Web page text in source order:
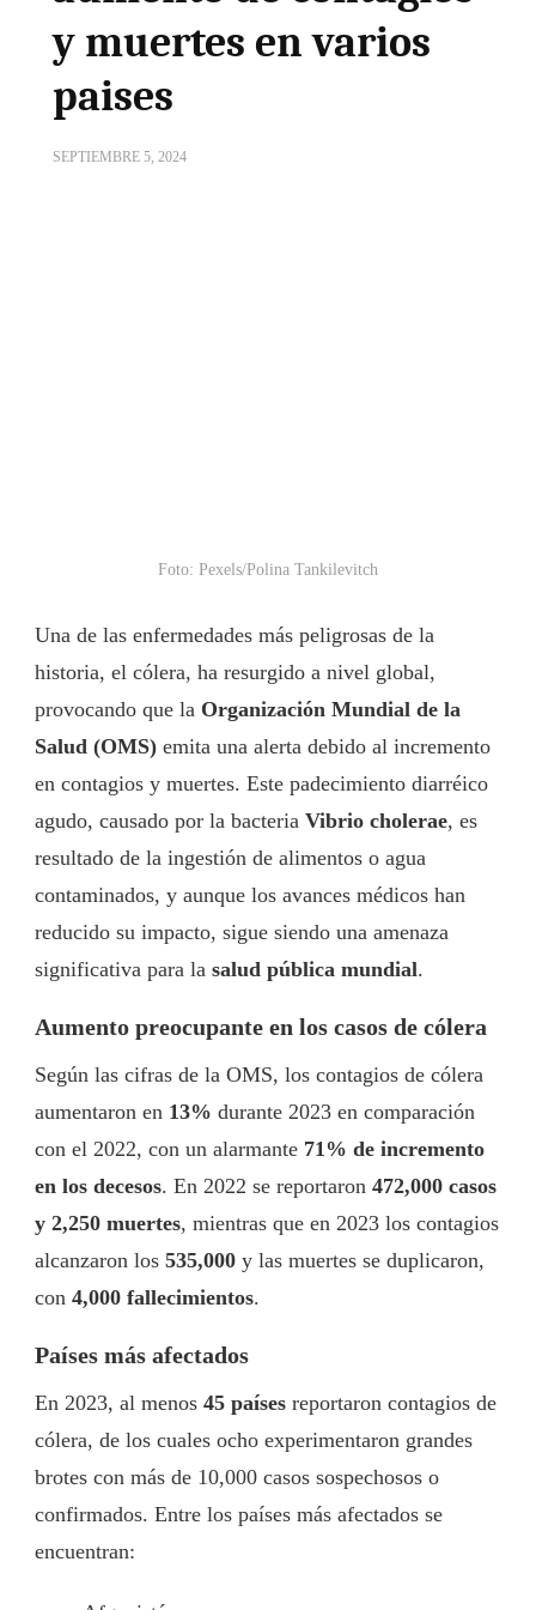
y muertes en varios
paises
SEPTIEMBRE 5, 2024
Foto: Pexels/Polina Tankilevitch
Una de las enfermedades más peligrosas de la
historia, el cólera, ha resurgido a nivel global,
provocando que la Organización Mundial de la
Salud (OMS) emita una alerta debido al incremento
en contagios y muertes. Este padecimiento diarréico
agudo, causado por la bacteria Vibrio cholerae, es
resultado de la ingestión de alimentos o agua
contaminados, y aunque los avances médicos han
reducido su impacto, sigue siendo una amenaza
significativa para la salud pública mundial.
Aumento preocupante en los casos de cólera
Según las cifras de la OMS, los contagios de cólera
aumentaron en 13% durante 2023 en comparación
con el 2022, con un alarmante 71% de incremento
en los decesos. En 2022 se reportaron 472,000 casos
y 2,250 muertes, mientras que en 2023 los contagios
alcanzaron los 535,000 y las muertes se duplicaron,
con 4,000 fallecimientos.
Países más afectados
En 2023, al menos 45 países reportaron contagios de
cólera, de los cuales ocho experimentaron grandes
brotes con más de 10,000 casos sospechosos o
confirmados. Entre los países más afectados se
encuentran: